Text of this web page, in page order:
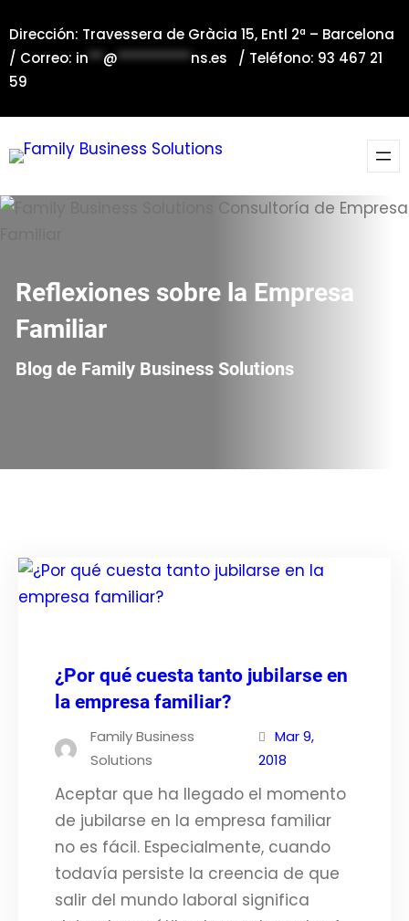
al
contenido
Dirección: Travessera de Gràcia 15, Entl 2ª – Barcelona
/ Correo: in**@**********ns.es / Teléfono: 93 467 21
59
Reflexiones sobre la Empresa
Familiar
Blog de Family Business Solutions
¿Por qué cuesta tanto jubilarse en
la empresa familiar?
Family Business
Solutions
Mar 9,
2018
Aceptar que ha llegado el momento
de jubilarse en la empresa familiar
no es fácil. Especialmente, cuando
todavía persiste la creencia de que
salir del mundo laboral significa